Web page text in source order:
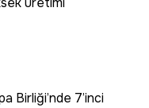
Birliği’nde 7’inci